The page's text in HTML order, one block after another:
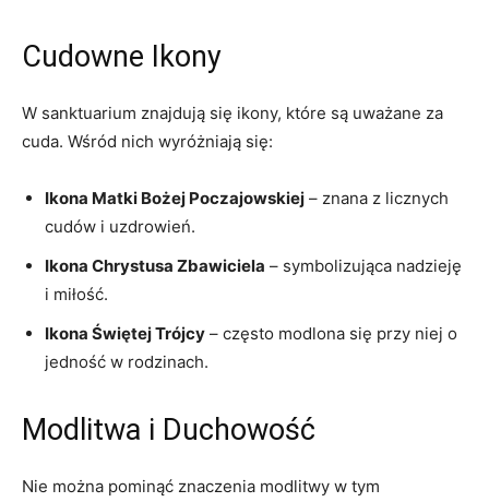
Cudowne Ikony
W sanktuarium znajdują się ikony, które są uważane za
cuda. Wśród nich wyróżniają się:
Ikona Matki Bożej Poczajowskiej – znana z licznych
cudów i uzdrowień.
Ikona Chrystusa Zbawiciela – symbolizująca nadzieję
i miłość.
Ikona Świętej Trójcy – często modlona się przy niej o
jedność w rodzinach.
Modlitwa i Duchowość
Nie można pominąć znaczenia modlitwy w tym